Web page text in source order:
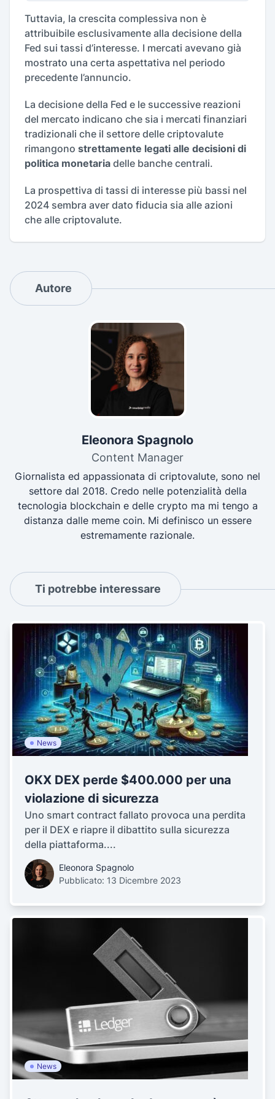
Tuttavia, la crescita complessiva non è
attribuibile esclusivamente alla decisione della
Fed sui tassi d’interesse. I mercati avevano già
mostrato una certa aspettativa nel periodo
precedente l’annuncio.
La decisione della Fed e le successive reazioni
del mercato indicano che sia i mercati finanziari
tradizionali che il settore delle criptovalute
rimangono strettamente legati alle decisioni di
politica monetaria delle banche centrali.
La prospettiva di tassi di interesse più bassi nel
2024 sembra aver dato fiducia sia alle azioni
che alle criptovalute.
Autore
Eleonora Spagnolo
Content Manager
Giornalista ed appassionata di criptovalute, sono nel
settore dal 2018. Credo nelle potenzialità della
tecnologia blockchain e delle crypto ma mi tengo a
distanza dalle meme coin. Mi definisco un essere
estremamente razionale.
Ti potrebbe interessare
News
OKX DEX perde $400.000 per una
violazione di sicurezza
Uno smart contract fallato provoca una perdita
per il DEX e riapre il dibattito sulla sicurezza
della piattaforma....
Eleonora Spagnolo
Pubblicato: 13 Dicembre 2023
News